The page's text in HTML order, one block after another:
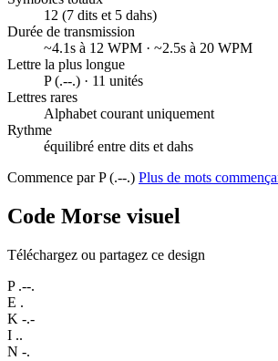
12 (7 dits et 5 dahs)
Durée de transmission
~4.1s à 12 WPM · ~2.5s à 20 WPM
Lettre la plus longue
P (.--.) · 11 unités
Lettres rares
Alphabet courant uniquement
Rythme
équilibré entre dits et dahs
Commence par P (.--.) Plus de mots
Code Morse visuel
Téléchargez ou partagez ce design
P .--.
E .
K -.-
I ..
N -.